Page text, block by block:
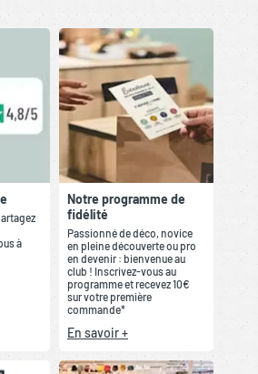
à
Notre programme de
fidélité
Passionné de déco, novice
en pleine découverte ou pro
en devenir : bienvenue au
club ! Inscrivez-vous au
programme et recevez 10€
sur votre première
commande*
En savoir +